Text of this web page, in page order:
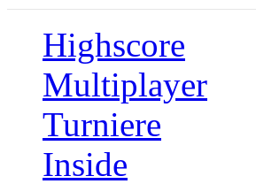
Highscore
Multiplayer
Turniere
Inside